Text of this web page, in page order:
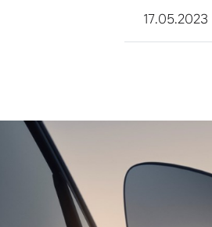
17.05.2023